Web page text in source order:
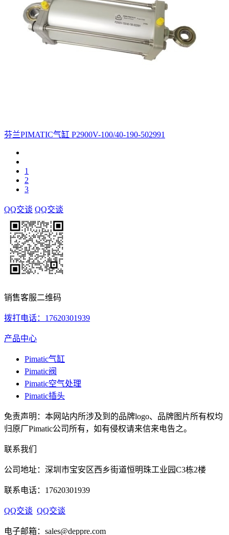
芬兰PIMATIC气缸 P2900V-100/40-190-502991
1
2
3
QQ交谈 QQ交谈
销售客服二维码
拨打电话：17620301939
产品中心
Pimatic气缸
Pimatic阀
Pimatic空气处理
Pimatic插头
免责声明：本网站内所涉及到的品牌logo、品牌图片所有权均
归原厂Pimatic公司所有，如有侵权请来信来电告之。
联系我们
公司地址：深圳市宝安区西乡街道恒明珠工业园C3栋2楼
联系电话：17620301939
QQ交谈 QQ交谈
电子邮箱：sales@deppre.com